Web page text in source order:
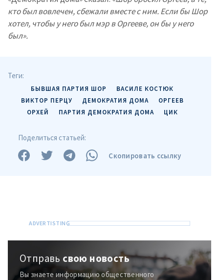
кто был вовлечен, сбежали вместе с ним. Если бы Шор
хотел, чтобы у него был мэр в Оргееве, он бы у него
был».
Теги:
БЫВШАЯ ПАРТИЯ ШОР
ВАСИЛЕ КОСТЮК
ВИКТОР ПЕРЦУ
ДЕМОКРАТИЯ ДОМА
ОРГЕЕВ
ОРХЕЙ
ПАРТИЯ ДЕМОКРАТИЯ ДОМА ЦИК
Поделиться статьей:
Скопировать ссылку
Отправь свою новость
Вы знаете информацию общественного